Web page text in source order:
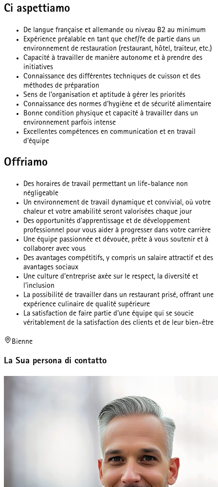
Ci aspettiamo
De langue française et allemande ou niveau B2 au minimum
Expérience préalable en tant que chef/fe de partie dans un
environnement de restauration (restaurant, hôtel, traiteur, etc.)
Capacité à travailler de manière autonome et à prendre des
initiatives
Connaissance des différentes techniques de cuisson et des
méthodes de préparation
Sens de l'organisation et aptitude à gérer les priorités
Connaissance des normes d'hygiène et de sécurité alimentaire
Bonne condition physique et capacité à travailler dans un
environnement parfois intense
Excellentes compétences en communication et en travail
d'équipe
Offriamo
Des horaires de travail permettant un life-balance non
négligeable
Un environnement de travail dynamique et convivial, où votre
chaleur et votre amabilité seront valorisées chaque jour
Des opportunités d'apprentissage et de développement
professionnel pour vous aider à progresser dans votre carrière
Une équipe passionnée et dévouée, prête à vous soutenir et à
collaborer avec vous
Des avantages compétitifs, y compris un salaire attractif et des
avantages sociaux
Une culture d'entreprise axée sur le respect, la diversité et
l'inclusion
La possibilité de travailler dans un restaurant prisé, offrant une
expérience culinaire de qualité supérieure
La satisfaction de faire partie d'une équipe qui se soucie
véritablement de la satisfaction des clients et de leur bien-être
Bienne
La Sua persona di contatto